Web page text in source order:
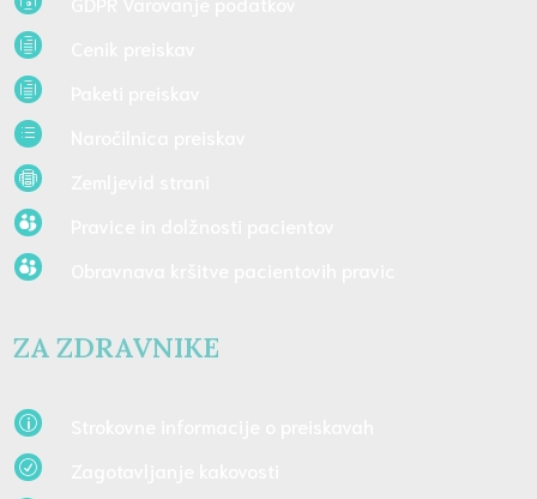
h
h
d



ZA ZDRAVNIKE
p
R